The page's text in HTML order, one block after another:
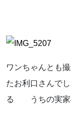
ワンちゃんとも
たお利口さんで
る うちの実家